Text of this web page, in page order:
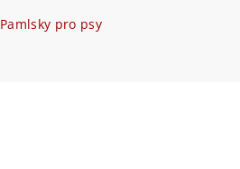
Pamlsky pro psy